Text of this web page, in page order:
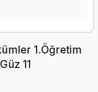
1.Öğretim
11